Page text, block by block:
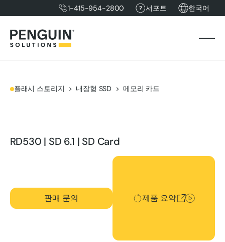
1-415-954-2800 서포트 한국어
플래시 스토리지 내장형 SSD 메모리 카드
RD530 | SD 6.1 | SD Card
판매 문의 제품 요약
제품 요약